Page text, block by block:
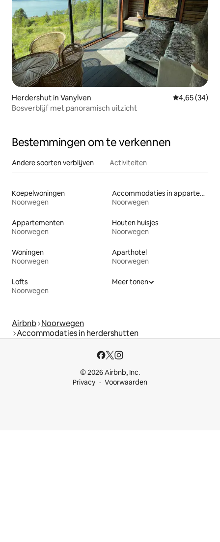
Herdershut in Vanylven Gemiddelde
4,65 (34)
Bosverblijf met panoramisch uitzicht
Bestemmingen om te verkennen
Andere soorten verblijven Activiteiten
Koepelwoningen
Noorwegen
Accommodaties in appartementen met diensten
Noorwegen
Appartementen
Noorwegen
Houten huisjes
Noorwegen
Woningen
Noorwegen
Aparthotel
Noorwegen
Lofts
Noorwegen
Meer tonen
Airbnb Noorwegen
Accommodaties in herdershutten
© 2026 Airbnb, Inc.
Privacy
Voorwaarden